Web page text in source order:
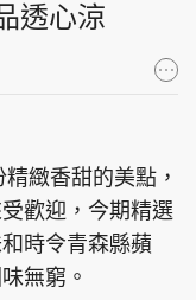
透心涼
緻香甜的美點，
歡迎，今期精選
時令青森縣蘋
無窮。